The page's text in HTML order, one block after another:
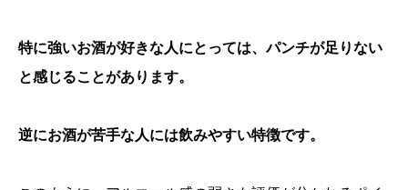
特に強いお酒が好きな人にとっては、パンチが足りない
と感じることがあります。
逆にお酒が苦手な人には飲みやすい特徴です。